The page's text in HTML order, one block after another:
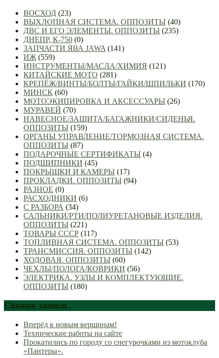
ВОСХОД (23)
ВЫХЛОПНАЯ СИСТЕМА. ОППОЗИТЫ (40)
ДВС И ЕГО ЭЛЕМЕНТЫ. ОППОЗИТЫ (235)
ДНЕПР, К-750 (0)
ЗАПЧАСТИ ЯВА JAWA (141)
ИЖ (559)
ИНСТРУМЕНТЫ/МАСЛА/ХИМИЯ (121)
КИТАЙСКИЕ МОТО (281)
КРЕПЁЖ/ВИНТЫ/БОЛТЫ/ГАЙКИ/ШПИЛЬКИ (170)
МИНСК (60)
МОТОЭКИПИРОВКА И АКСЕССУАРЫ (26)
МУРАВЕЙ (70)
НАВЕСНОЕ/ЗАЩИТА/БАГАЖНИКИ/СИДЕНЬЯ.
ОППОЗИТЫ (159)
ОРГАНЫ УПРАВЛЕНИЕ/ТОРМОЗНАЯ СИСТЕМА.
ОППОЗИТЫ (87)
ПОДАРОЧНЫЕ СЕРТИФИКАТЫ (4)
ПОДШИПНИКИ (45)
ПОКРЫШКИ И КАМЕРЫ (17)
ПРОКЛАДКИ. ОППОЗИТЫ (94)
РАЗНОЕ (0)
РАСХОДНИКИ (6)
С РАЗБОРА (34)
САЛЬНИКИ/РТИ/ПОЛИУРЕТАНОВЫЕ ИЗДЕЛИЯ.
ОППОЗИТЫ (221)
ТОВАРЫ СССР (117)
ТОПЛИВНАЯ СИСТЕМА. ОППОЗИТЫ (53)
ТРАНСМИССИЯ. ОППОЗИТЫ (142)
ХОДОВАЯ. ОППОЗИТЫ (60)
ЧЕХЛЫ/ПОЛОГА/КОВРИКИ (56)
ЭЛЕКТРИКА. УЗЛЫ И КОМПЛЕКТУЮЩИЕ.
ОППОЗИТЫ (180)
Свежие записи
Вперёд к новым вершинам!
Технические работы на сайте
Прокатились по городу со снегурочками из мотоклуба
«Пантеры».